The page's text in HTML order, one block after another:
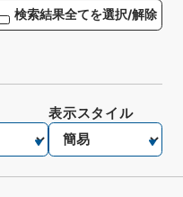
検索結果全てを選択/解除
表示スタイル